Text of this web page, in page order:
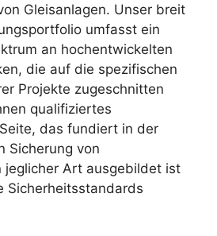
Gleisanlagen. Unser breit
umfasst ein
an hochentwickelten
die auf die spezifischen
Projekte zugeschnitten
qualifiziertes
das fundiert in der
Sicherung von
jeglicher Art ausgebildet ist
Sicherheitsstandards